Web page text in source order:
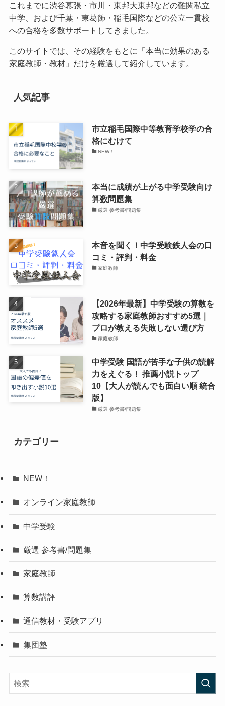
これまでに渋谷幕張・市川・東邦大東邦などの難関私立
中学、および千葉・東葛飾・稲毛国際などの公立一貫校
への合格を多数サポートしてきました。
このサイトでは、その経験をもとに「本当に効果のある
家庭教師・教材」だけを厳選して紹介しています。
人気記事
市立稲毛国際中等教育学校学の合
格にむけて
NEW！
本当に成績が上がる中学受験向け
算数問題集
厳選 参考書/問題集
本音を聞く！中学受験鉄人会の口
コミ・評判・料金
家庭教師
【2026年最新】中学受験の算数を
攻略する家庭教師おすすめ5選｜
プロが教える失敗しない選び方
家庭教師
中学受験 国語が苦手な子供の読解
力をえぐる！ 推薦小説トップ
10【大人が読んでも面白い順 統合
版】
厳選 参考書/問題集
カテゴリー
NEW！
オンライン家庭教師
中学受験
厳選 参考書/問題集
家庭教師
算数講評
通信教材・受験アプリ
集団塾